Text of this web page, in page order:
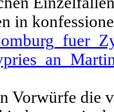
in
Vorwürfe die